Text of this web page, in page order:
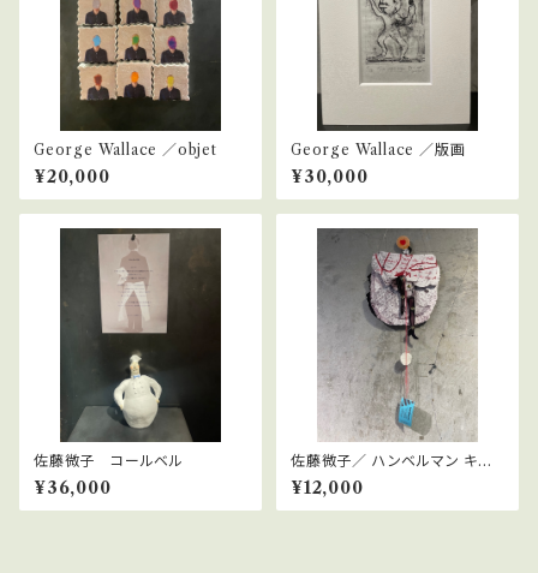
George Wallace ／objet
¥20,000
George Wallace ／版画
¥30,000
佐藤微子 コールベル
¥36,000
佐藤微子／ ハンベルマン キャ
バレーカンカン
¥12,000